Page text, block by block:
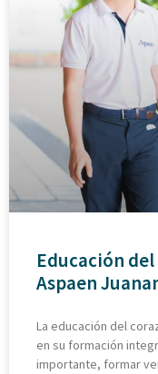
Educación
Aspaen
La educación del
en su formación
importante, formar